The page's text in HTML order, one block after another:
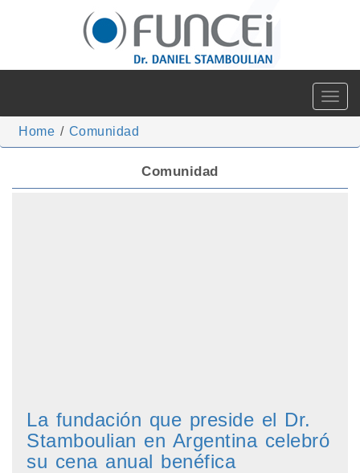
Toggle
Home / Comunidad
Comunidad
La fundación que preside el Dr.
Stamboulian en Argentina celebró
su cena anual benéfica